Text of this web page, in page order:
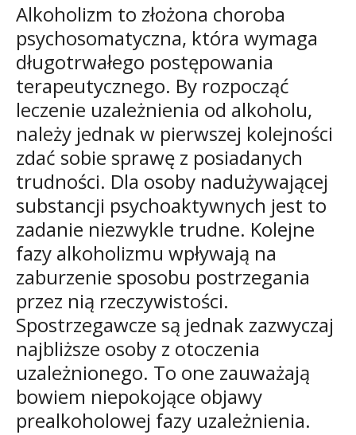
Alkoholizm to złożona choroba
psychosomatyczna, która wymaga
długotrwałego postępowania
terapeutycznego. By rozpocząć
leczenie uzależnienia od alkoholu,
należy jednak w pierwszej kolejności
zdać sobie sprawę z posiadanych
trudności. Dla osoby nadużywającej
substancji psychoaktywnych jest to
zadanie niezwykle trudne. Kolejne
fazy alkoholizmu wpływają na
zaburzenie sposobu postrzegania
przez nią rzeczywistości.
Spostrzegawcze są jednak zazwyczaj
najbliższe osoby z otoczenia
uzależnionego. To one zauważają
bowiem niepokojące objawy
prealkoholowej fazy uzależnienia.